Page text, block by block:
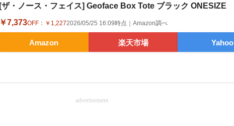
[ザ・ノース・フェイス] Geoface Box Tote ブラック ONESIZE
￥7,373OFF： ￥1,2272026/05/25 16:09時点｜Amazon調べ
Amazon 楽天市場 Yahoo
advertisement